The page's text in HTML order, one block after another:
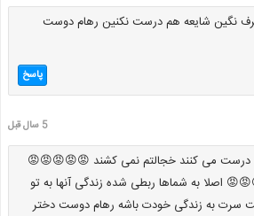
نگین شایعه هم درست نکنین رهام دوست
پاسخ
5 سال قبل
درست می کنند خجالتم نمی کشند 😡😡😡😡😡
اصلا به شماها ربطی شده زندگی آنها به تو
سرت به زندگی خودت باشه رهام دوست دختر